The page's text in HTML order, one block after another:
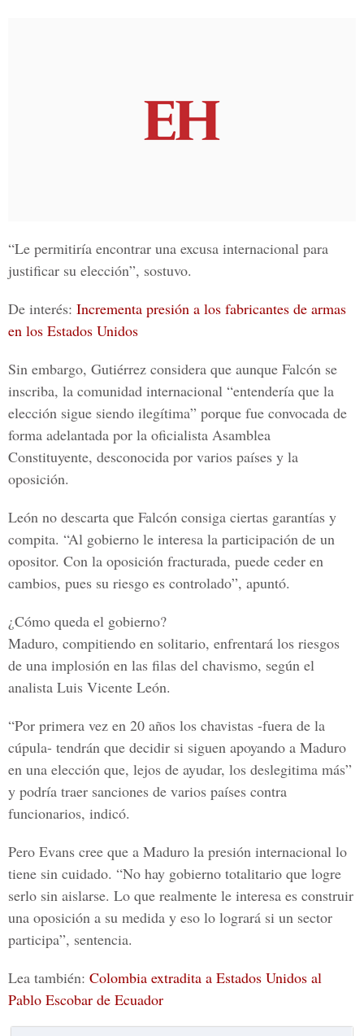
“Le permitiría encontrar una excusa internacional para
justificar su elección”, sostuvo.
De interés: Incrementa presión a los fabricantes de armas
en los Estados Unidos
Sin embargo, Gutiérrez considera que aunque Falcón se
inscriba, la comunidad internacional “entendería que la
elección sigue siendo ilegítima” porque fue convocada de
forma adelantada por la oficialista Asamblea
Constituyente, desconocida por varios países y la
oposición.
León no descarta que Falcón consiga ciertas garantías y
compita. “Al gobierno le interesa la participación de un
opositor. Con la oposición fracturada, puede ceder en
cambios, pues su riesgo es controlado”, apuntó.
¿Cómo queda el gobierno?
Maduro, compitiendo en solitario, enfrentará los riesgos
de una implosión en las filas del chavismo, según el
analista Luis Vicente León.
“Por primera vez en 20 años los chavistas -fuera de la
cúpula- tendrán que decidir si siguen apoyando a Maduro
en una elección que, lejos de ayudar, los deslegitima más”
y podría traer sanciones de varios países contra
funcionarios, indicó.
Pero Evans cree que a Maduro la presión internacional lo
tiene sin cuidado. “No hay gobierno totalitario que logre
serlo sin aislarse. Lo que realmente le interesa es construir
una oposición a su medida y eso lo logrará si un sector
participa”, sentencia.
Lea también: Colombia extradita a Estados Unidos al
Pablo Escobar de Ecuador